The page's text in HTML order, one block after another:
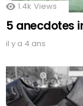
1.4k Views
5 anecdotes
il y a 4 ans